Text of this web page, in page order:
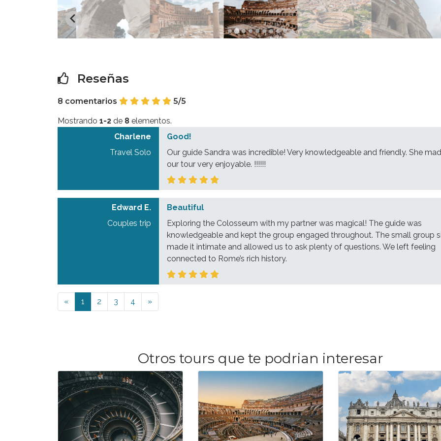
Reseñas
8 comentarios 5/5
Mostrando 1-2 de 8 elementos.
Charlene
Travel Solo
Good!
Our guide Sandra was incredible! Very knowledgeable and friendly. She
our tour very enjoyable. !!!!!!
Edward E.
Couples trip
Beautiful
Exploring the Colosseum with my partner was magical! The guide was
knowledgeable and kept the group engaged throughout. The small group
made it intimate and allowed us to ask plenty of questions. We left feeling
connected to Rome’s rich history.
« Previous
1 2 3 4 »Next
Otros tours que te podrian interesar